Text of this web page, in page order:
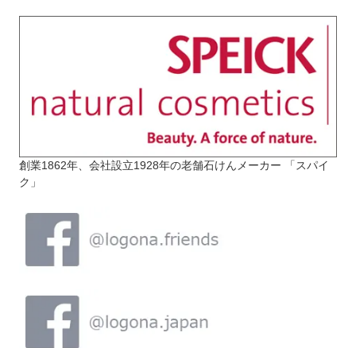
創業1862年、会社設立1928年の老舗石けんメーカー 「スパイ
ク」